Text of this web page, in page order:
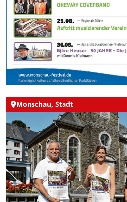
Monschau, Stadt